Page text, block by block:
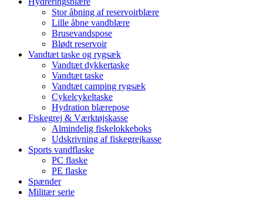
Stor åbning af reservoirblære
Lille åbne vandblære
Brusevandspose
Blødt reservoir
Vandtæt taske og rygsæk
Vandtæt dykkertaske
Vandtæt taske
Vandtæt camping rygsæk
Cykelcykeltaske
Hydration blærepose
Fiskegrej & Værktøjskasse
Almindelig fiskelokkeboks
Udskrivning af fiskegrejkasse
Sports vandflaske
PC flaske
PE flaske
Spænder
Militær serie